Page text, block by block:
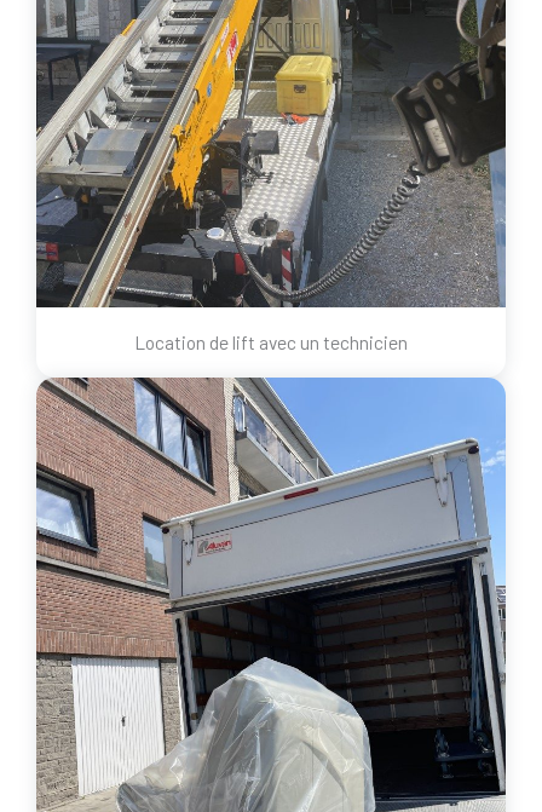
Location de lift avec un technicien